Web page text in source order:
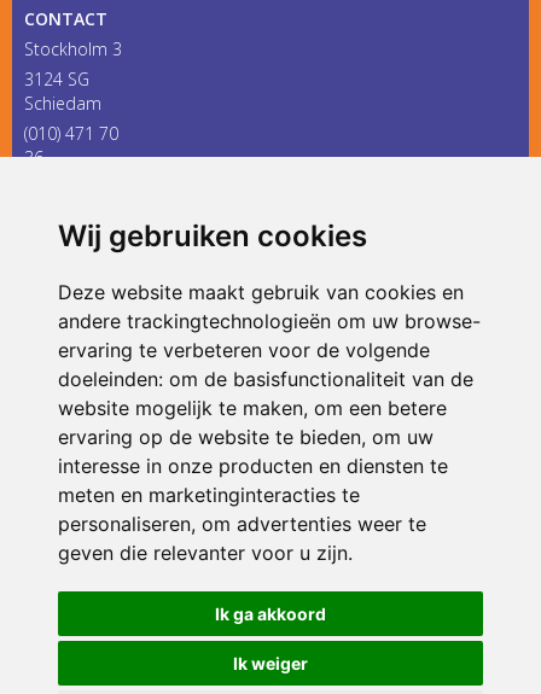
Wij gebruiken cookies
Deze website maakt gebruik van cookies en
andere trackingtechnologieën om uw browse-
ervaring te verbeteren voor de volgende
doeleinden: om de basisfunctionaliteit van de
website mogelijk te maken, om een betere
ervaring op de website te bieden, om uw
interesse in onze producten en diensten te
meten en marketinginteracties te
personaliseren, om advertenties weer te
geven die relevanter voor u zijn.
Ik ga akkoord
Ik weiger
CONTACT
Stockholm 3
3124 SG
Schiedam
(010) 471 70
36
ONDERDEEL VAN
© 2026 De Vlinder | Alle rechten voorbehouden
Privacy policy|Disclaimer| Klachtenregeling|RSIN en Anbi
voorkeuren
Crealisatie The MindOffice